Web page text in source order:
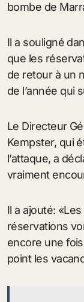
bombe de
Il a souligné
que les
de retour à un
de l’année qui
Le Directeur
Kempster, qui
l’attaque, a
vraiment
Il a ajouté:
réservations
encore une
point les